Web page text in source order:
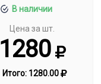
В наличии
Цена за шт.
1280
Итого: 1280.00